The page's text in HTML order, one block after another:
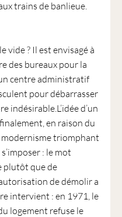
trains de banlieue.
vide ? Il est envisagé à
des bureaux pour la
centre administratif
pour débarrasser
indésirable.L’idée d’un
en raison du
modernisme triomphant
: le mot
plutôt que de
de démolir a
intervient : en 1971, le
logement refuse le